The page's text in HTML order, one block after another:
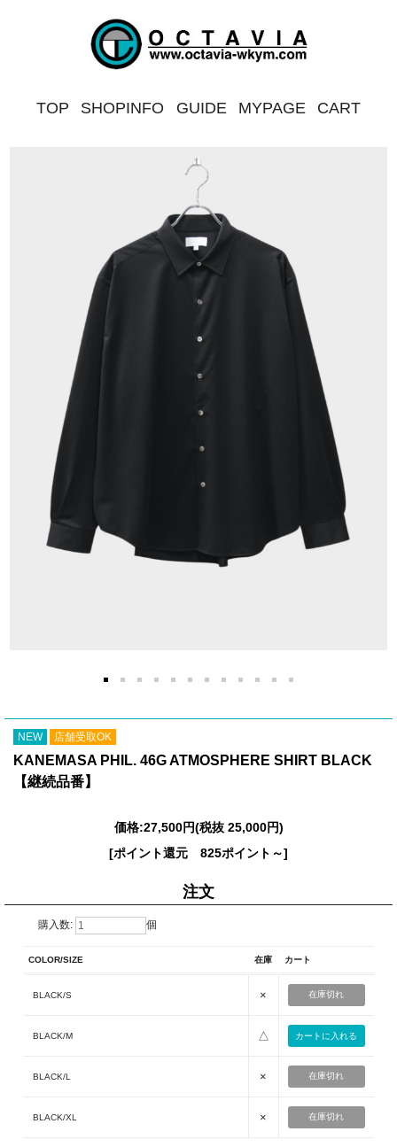
TOP SHOPINFO GUIDE MYPAGE CART
NEW 店舗受取OK
KANEMASA PHIL. 46G ATMOSPHERE SHIRT BLACK
【継続品番】
価格:27,500円(税抜 25,000円)
[ポイント還元 825ポイント～]
注文
購入数: 個
COLOR/SIZE 在庫 カート
BLACK/S × 在庫切れ
BLACK/M △
BLACK/L × 在庫切れ
BLACK/XL × 在庫切れ